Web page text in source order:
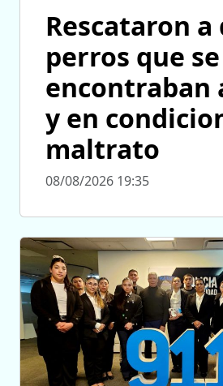
Rescataron a
perros que se
encontraban
y en
maltrato
08/08/2026 19:35